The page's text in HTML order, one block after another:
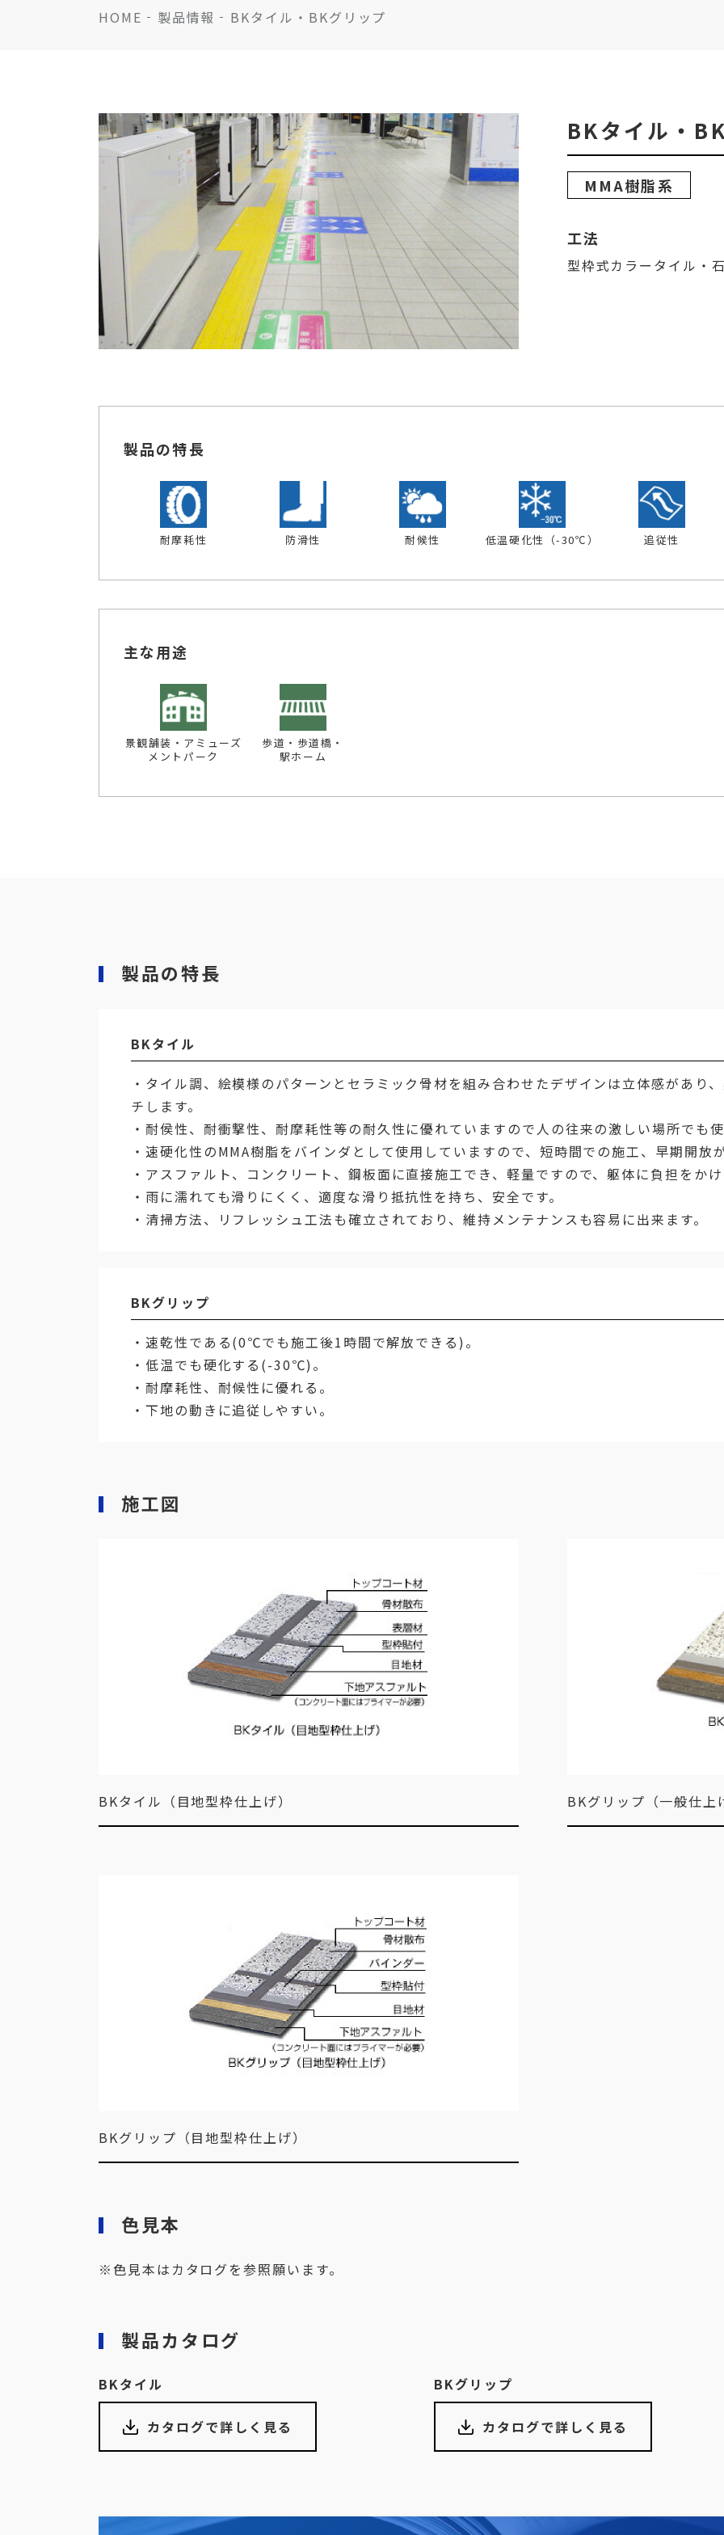
HOME 製品情報 BKタイル・BKグリップ
BKタイル・
MMA樹脂系
工法
型枠式カラータイル・
製品の特長
耐摩耗性 防滑性 耐候性 低温硬化性（-30℃） 追従性
主な用途
景観舗装・アミューズ
メントパーク
歩道・歩道橋・
駅ホーム
製品の特長
BKタイル
・タイル調、絵模様のパターンとセラミック骨材を組み合わせたデザインは立体感があり
チします。
・耐侯性、耐衝撃性、耐摩耗性等の耐久性に優れていますので人の往来の激しい場所でも
・速硬化性のMMA樹脂をバインダとして使用していますので、短時間での施工、早期開放
・アスファルト、コンクリート、鋼板面に直接施工でき、軽量ですので、躯体に負担をか
・雨に濡れても滑りにくく、適度な滑り抵抗性を持ち、安全です。
・清掃方法、リフレッシュ工法も確立されており、維持メンテナンスも容易に出来ます。
BKグリップ
・速乾性である(0℃でも施工後1時間で解放できる)。
・低温でも硬化する(-30℃)。
・耐摩耗性、耐候性に優れる。
・下地の動きに追従しやすい。
施工図
BKタイル（目地型枠仕上げ） BKグリップ（一般仕上
BKグリップ（目地型枠仕上げ）
色見本
※色見本はカタログを参照願います。
製品カタログ
BKタイル
カタログで詳しく見る
BKグリップ
カタログで詳しく見る